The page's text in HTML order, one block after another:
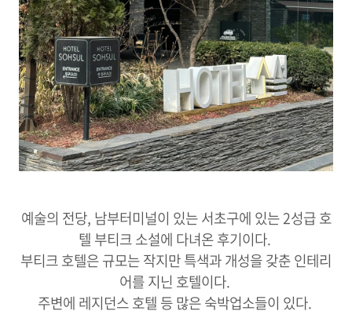
예술의 전당, 남부터미널이 있는 서초구에 있는 2성급 호
텔 부티크 소설에 다녀온 후기이다.
부티크 호텔은 규모는 작지만 특색과 개성을 갖춘 인테리
어를 지닌 호텔이다.
주변에 레지던스 호텔 등 많은 숙박업소들이 있다.